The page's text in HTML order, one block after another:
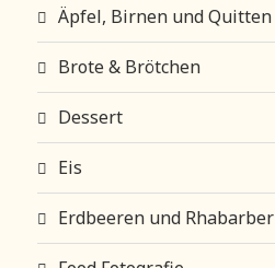
Äpfel, Birnen und Quitten
Brote & Brötchen
Dessert
Eis
Erdbeeren und Rhabarber